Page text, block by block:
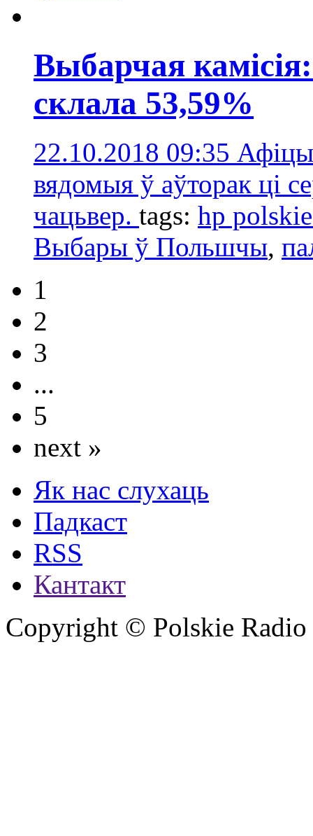
Выбарчая
склала 53,59%
22.10.2018 09:35
вядомыя ў аўторак ці
чацьвер. tags: hp
Выбары ў Польшчы,
1
2
3
...
5
next »
Як нас слухаць
Падкаст
RSS
Кантакт
Copyright © Polskie